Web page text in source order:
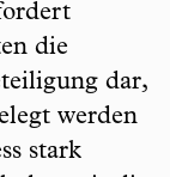
die
dar,
werden
stark